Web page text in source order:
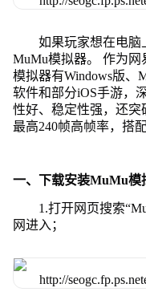
如果玩家想在电脑
MuMu模拟器。 作为
模拟器有Windows版、
软件和部分iOS手游，
性好、稳定性强，还
最高240帧高帧率，搭
一、下载安装MuMu模
1.打开网页搜索
网进入；